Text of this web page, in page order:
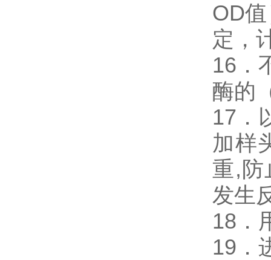
OD
定，
16．
酶的
17．
加样
重,防
发生
18．
19．